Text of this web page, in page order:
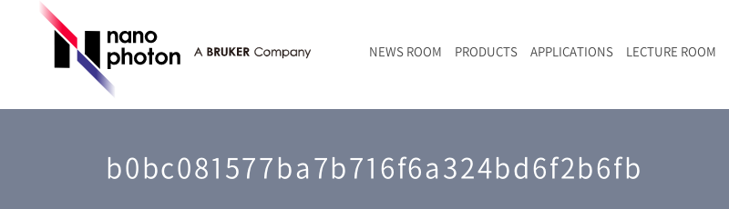
NEWS ROOM PRODUCTS
RAMANtouch vioLa | 紫外・深紫外ラマン顕微鏡
LIBcell charge | 充放電in-situラマン測定用セル
APPLICATIONS
無機化合物・鉱物
ポリマー（高分子）・樹脂
LECTURE ROOM
オンラインセミナー
アクセス
b0bc081577ba7b716f6a324bd6f2b6fb